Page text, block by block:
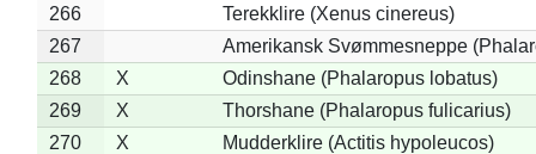
266
Terekklire (Xenus cinereus)
267
Amerikansk Svømmesneppe
268
X
Odinshane (Phalaropus lobatus)
269
X
Thorshane (Phalaropus fulicarius)
270
X
Mudderklire (Actitis hypoleucos)